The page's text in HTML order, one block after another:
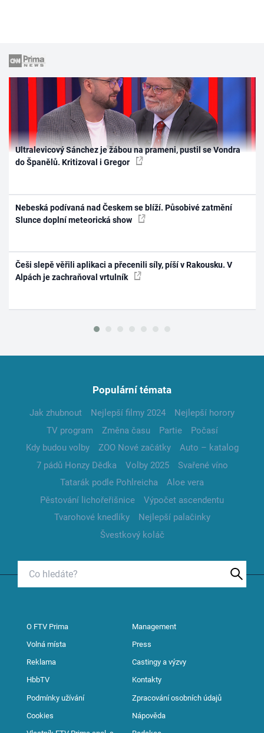
Ultralevicový Sánchez je žábou na prameni, pustil se Vondra
do Španělů. Kritizoval i Gregor
Nebeská podívaná nad Českem se blíží. Působivé zatmění
Slunce doplní meteorická show
Češi slepě věřili aplikaci a přecenili síly, píší v Rakousku. V
Alpách je zachraňoval vrtulník
Populární témata
Jak zhubnout Nejlepší filmy 2024
Nejlepší horory
TV program
Změna času Partie
Počasí
Kdy budou volby
ZOO Nové začátky
Auto – katalog
7 pádů Honzy Dědka
Volby 2025
Svařené víno
Tatarák podle Pohlreicha
Aloe vera
Pěstování lichořeřišnice
Výpočet ascendentu
Tvarohové knedlíky
Nejlepší palačinky
Švestkový koláč
O FTV Prima Management
Volná místa Press
Reklama Castingy a výzvy
HbbTV Kontakty
Podmínky užívání Zpracování osobních údajů
Cookies Nápověda